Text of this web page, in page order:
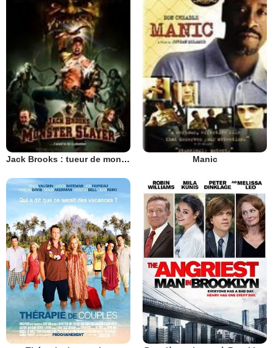
Jack Brooks : tueur de monstres Manic